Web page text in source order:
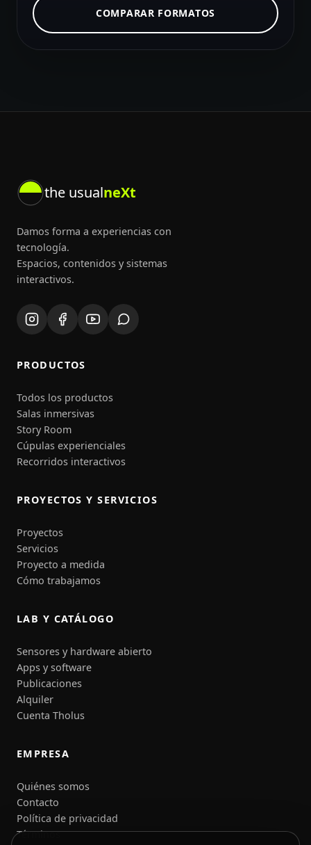
COMPARAR FORMATOS
the usualneXt
Damos forma a experiencias con
tecnología.
Espacios, contenidos y sistemas
interactivos.
PRODUCTOS
Todos los productos
Salas inmersivas
Story Room
Cúpulas experienciales
Recorridos interactivos
PROYECTOS Y SERVICIOS
Proyectos
Servicios
Proyecto a medida
Cómo trabajamos
LAB Y CATÁLOGO
Sensores y hardware abierto
Apps y software
Publicaciones
Alquiler
Cuenta Tholus
EMPRESA
Quiénes somos
Contacto
Política de privacidad
Términos